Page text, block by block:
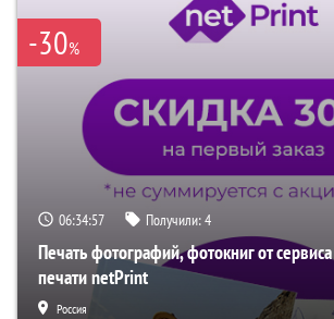
-30%
06:34:57 Получили:4
Печать фотографий, фотокниг от
печати netPrint
Россия